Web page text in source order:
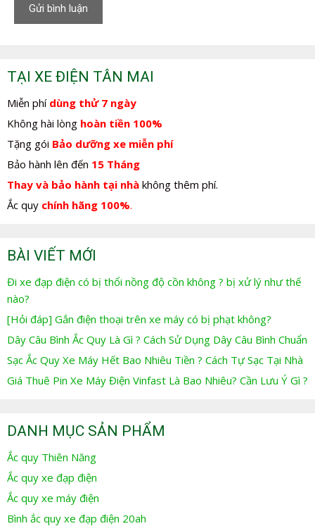
TẠI XE ĐIỆN TÂN MAI
Miễn phí dùng thử 7 ngày
Không hài lòng hoàn tiền 100%
Tặng gói Bảo dưỡng xe miễn phí
Bảo hành lên đến 15 Tháng
Thay và bảo hành tại nhà không thêm phí.
Ắc quy chính hãng 100%.
BÀI VIẾT MỚI
Đi xe đạp điện có bị thổi nồng độ cồn không ? bị xử lý như thế
nào?
[Hỏi đáp] Gắn điện thoại trên xe máy có bị phạt không?
Dây Câu Bình Ắc Quy Là Gì ? Cách Sử Dụng Dây Câu Bình Chuẩn
Sạc Ắc Quy Xe Máy Hết Bao Nhiêu Tiền ? Cách Tự Sạc Tại Nhà
Giá Thuê Pin Xe Máy Điện Vinfast Là Bao Nhiêu? Cần Lưu Ý Gì ?
DANH MỤC SẢN PHẨM
Ắc quy Thiên Năng
Ắc quy xe đạp điện
Ắc quy xe máy điện
Bình ắc quy xe đạp điện 20ah